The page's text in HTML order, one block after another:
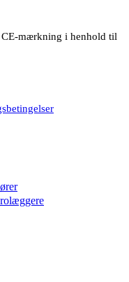
mærkning i henhold til